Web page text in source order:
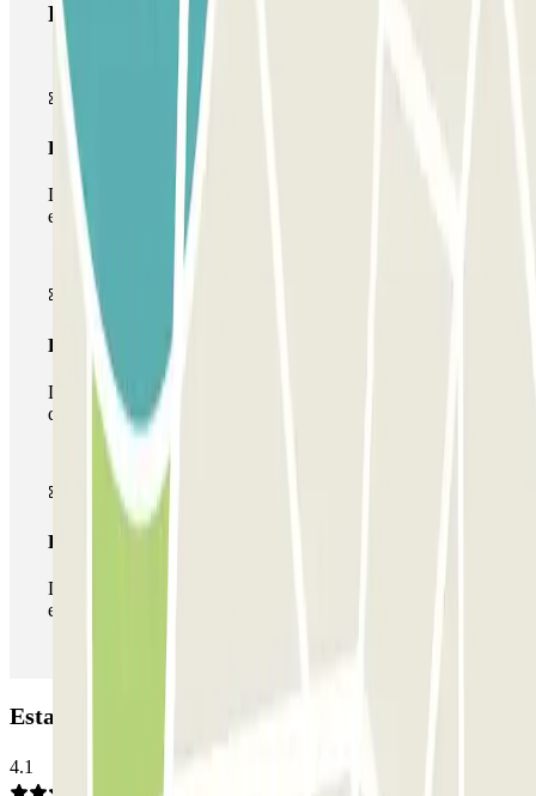
Produtos Parclick
Passe simples
Durante a sua estadia, só poderá entrar e sair do parque de
estacionamento uma vez.
Passe multiestacionamento
Durante a sua estadia, pode utilizar toda a rede de parques
de estacionamento deste operador disponível em Parclick.
Passe ilimitado
Durante a sua estadia, pode entrar e sair do parque de
estacionamento as vezes que quiser.
Estacionamento NN Valencia III: Opiniões
4.1